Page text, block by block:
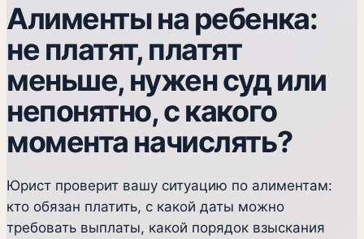
Алименты на ребенка:
не платят, платят
меньше, нужен суд или
непонятно, с какого
момента начислять?
Юрист проверит вашу ситуацию по алиментам:
кто обязан платить, с какой даты можно
требовать выплаты, какой порядок взыскания